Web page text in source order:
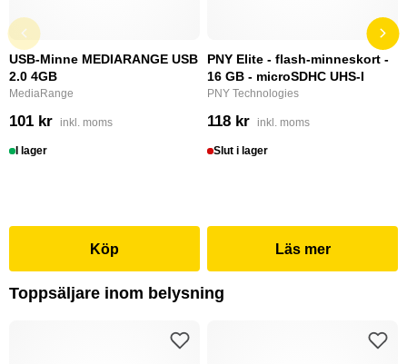
USB-Minne MEDIARANGE USB
2.0 4GB
MediaRange
101 kr inkl. moms
I lager
Köp
PNY Elite - flash-minneskort -
16 GB - microSDHC UHS-I
PNY Technologies
118 kr inkl. moms
Slut i lager
Läs mer
Toppsäljare inom belysning